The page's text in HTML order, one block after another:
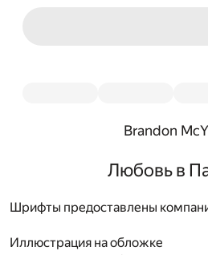
Brandon
Любовь в
Шрифты предоставлены
Иллюстрация на обложке